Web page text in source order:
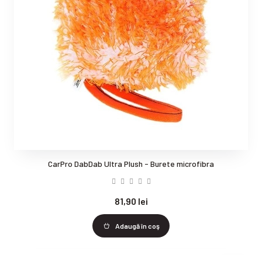
CarPro DabDab Ultra Plush - Burete microfibra
81,90 lei
Adaugă în coş